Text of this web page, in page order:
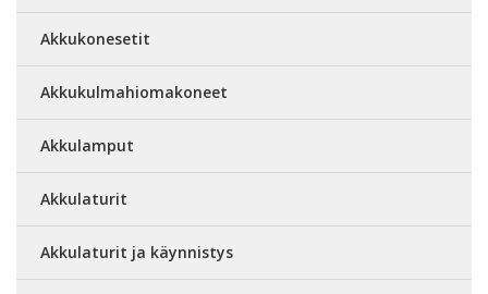
Akkukonesetit
Akkukulmahiomakoneet
Akkulamput
Akkulaturit
Akkulaturit ja käynnistys